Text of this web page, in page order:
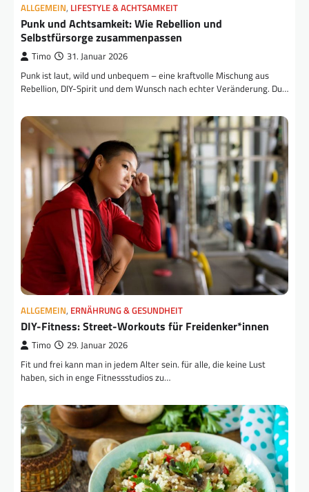
ALLGEMEIN, LIFESTYLE & ACHTSAMKEIT
Punk und Achtsamkeit: Wie Rebellion und
Selbstfürsorge zusammenpassen
Timo 31. Januar 2026
Punk ist laut, wild und unbequem – eine kraftvolle Mischung aus
Rebellion, DIY-Spirit und dem Wunsch nach echter Veränderung. Du…
ALLGEMEIN, ERNÄHRUNG & GESUNDHEIT
DIY-Fitness: Street-Workouts für Freidenker*innen
Timo 29. Januar 2026
Fit und frei kann man in jedem Alter sein. für alle, die keine Lust
haben, sich in enge Fitnessstudios zu…